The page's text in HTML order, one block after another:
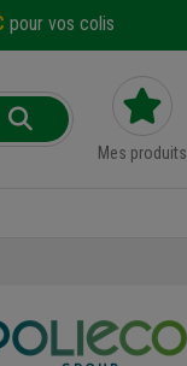
pour vos colis
Mes produits